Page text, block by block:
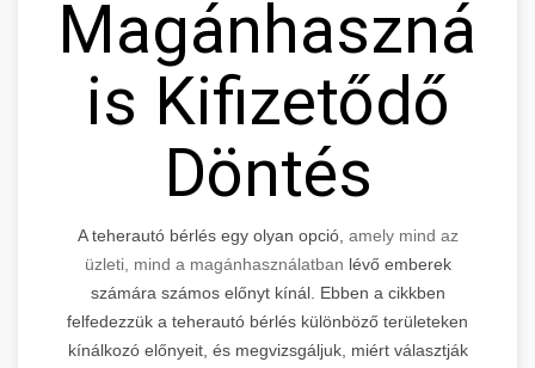
is Kifizetődő
Döntés
A teherautó bérlés egy olyan opció, amely mind az
üzleti, mind a magánhasználatban lévő emberek
számára számos előnyt kínál. Ebben a cikkben
felfedezzük a teherautó bérlés különböző területeken
kínálkozó előnyeit, és megvizsgáljuk, miért választják